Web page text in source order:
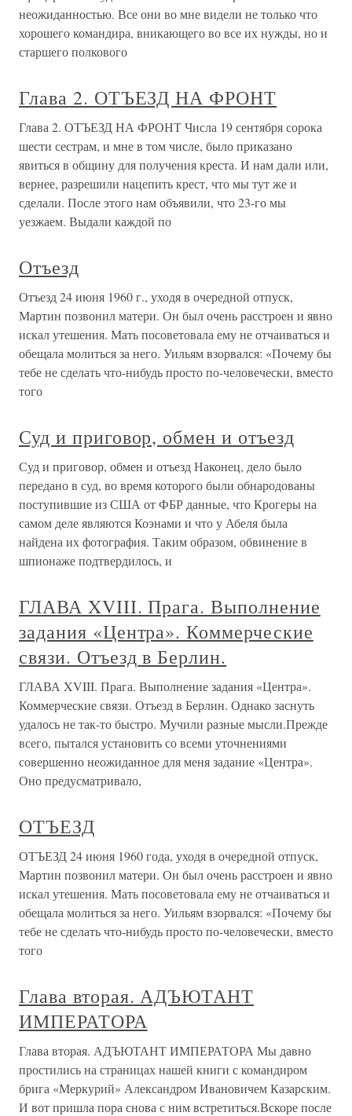
неожиданностью. Все они во мне видели не только что
хорошего командира, вникающего во все их нужды, но и
старшего полкового
Глава 2. ОТЪЕЗД НА ФРОНТ
Глава 2. ОТЪЕЗД НА ФРОНТ Числа 19 сентября сорока
шести сестрам, и мне в том числе, было приказано
явиться в общину для получения креста. И нам дали или,
вернее, разрешили нацепить крест, что мы тут же и
сделали. После этого нам объявили, что 23-го мы
уезжаем. Выдали каждой по
Отъезд
Отъезд 24 июня 1960 г., уходя в очередной отпуск,
Мартин позвонил матери. Он был очень расстроен и явно
искал утешения. Мать посоветовала ему не отчаиваться и
обещала молиться за него. Уильям взорвался: «Почему бы
тебе не сделать что-нибудь просто по-человечески, вместо
того
Суд и приговор, обмен и отъезд
Суд и приговор, обмен и отъезд Наконец, дело было
передано в суд, во время которого были обнародованы
поступившие из США от ФБР данные, что Крогеры на
самом деле являются Коэнами и что у Абеля была
найдена их фотография. Таким образом, обвинение в
шпионаже подтвердилось, и
ГЛАВА XVIII. Прага. Выполнение
задания «Центра». Коммерческие
связи. Отъезд в Берлин.
ГЛАВА XVIII. Прага. Выполнение задания «Центра».
Коммерческие связи. Отъезд в Берлин. Однако заснуть
удалось не так-то быстро. Мучили разные мысли.Прежде
всего, пытался установить со всеми уточнениями
совершенно неожиданное для меня задание «Центра».
Оно предусматривало,
ОТЪЕЗД
ОТЪЕЗД 24 июня 1960 года, уходя в очередной отпуск,
Мартин позвонил матери. Он был очень расстроен и явно
искал утешения. Мать посоветовала ему не отчаиваться и
обещала молиться за него. Уильям взорвался: «Почему бы
тебе не сделать что-нибудь просто по-человечески, вместо
того
Глава вторая. АДЪЮТАНТ
ИМПЕРАТОРА
Глава вторая. АДЪЮТАНТ ИМПЕРАТОРА Мы давно
простились на страницах нашей книги с командиром
брига «Меркурий» Александром Ивановичем Казарским.
И вот пришла пора снова с ним встретиться.Вскоре после